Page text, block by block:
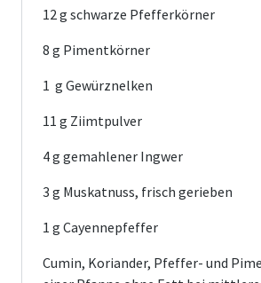
12 g schwarze Pfefferkörner
8 g Pimentkörner
1 g Gewürznelken
11 g Ziimtpulver
4 g gemahlener Ingwer
3 g Muskatnuss, frisch gerieben
1 g Cayennepfeffer
Cumin, Koriander, Pfeffer- und